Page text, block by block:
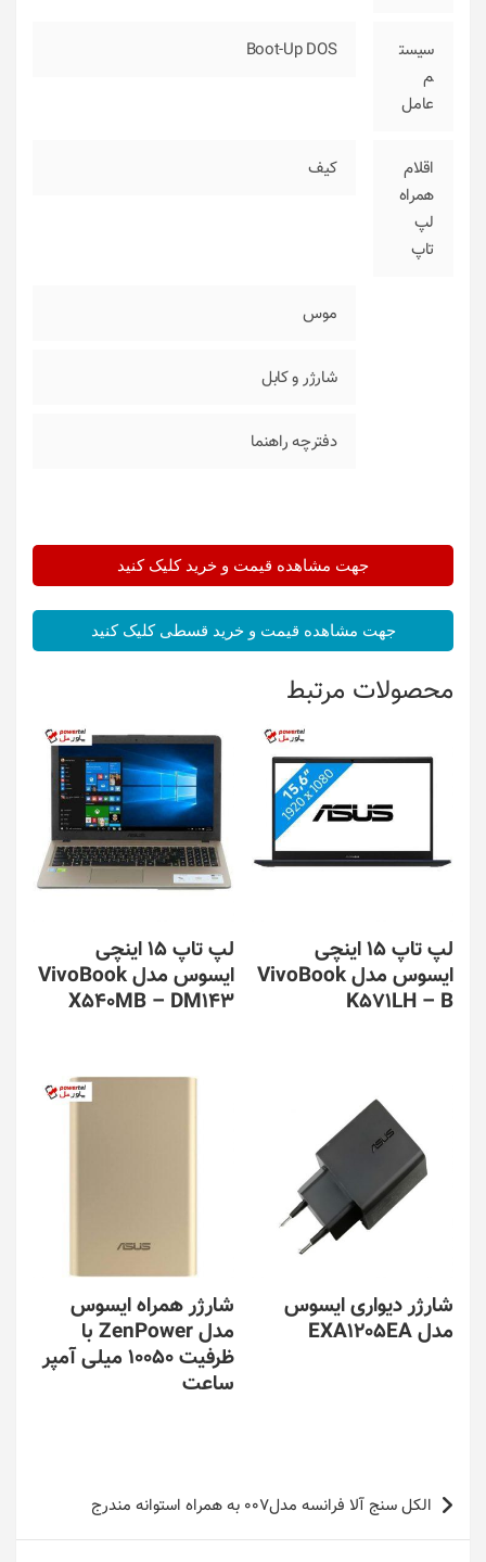
سیست
م
عامل
Boot-Up DOS
اقلام
همراه
لپ
تاپ
کیف
موس
شارژر و کابل
دفترچه راهنما
جهت مشاهده قیمت و خرید کلیک کنید
جهت مشاهده قیمت و خرید قسطی کلیک کنید
محصولات مرتبط
لپ تاپ 15 اینچی
ایسوس مدل VivoBook
K571LH – B
لپ تاپ 15 اینچی
ایسوس مدل VivoBook
X540MB – DM143
شارژر دیواری ایسوس
مدل EXA1205EA
شارژر همراه ایسوس
مدل ZenPower با
ظرفیت 10050 میلی آمپر
ساعت
راهبری
نوشته
الکل سنج آلا فرانسه مدل007 به همراه استوانه مندرج